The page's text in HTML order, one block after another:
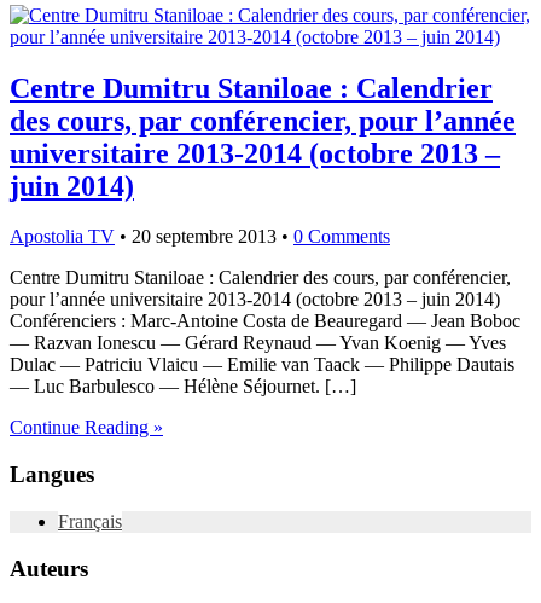
Centre Dumitru Staniloae : Calendrier
des cours, par conférencier, pour l’année
universitaire 2013-2014 (octobre 2013 –
juin 2014)
Apostolia TV • 20 septembre 2013 • 0 Comments
Centre Dumitru Staniloae : Calendrier des cours, par conférencier,
pour l’année universitaire 2013-2014 (octobre 2013 – juin 2014)
Conférenciers : Marc-Antoine Costa de Beauregard — Jean Boboc
— Razvan Ionescu — Gérard Reynaud — Yvan Koenig — Yves
Dulac — Patriciu Vlaicu — Emilie van Taack — Philippe Dautais
— Luc Barbulesco — Hélène Séjournet. […]
Continue Reading »
Langues
Français
Auteurs